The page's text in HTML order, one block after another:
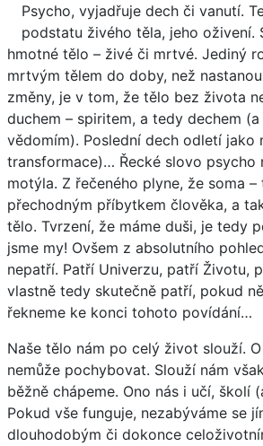
Psycho, vyjadřuje dech či vanutí.
podstatu živého těla, jeho oživení.
hmotné tělo – živé či mrtvé. Jediný
mrtvým tělem do doby, než
změny, je v tom, že tělo bez života
duchem – spiritem, a tedy dechem
vědomím). Poslední dech odletí jako
transformace)… Řecké slovo psycho
motýla. Z řečeného plyne, že soma –
přechodným příbytkem člověka, a
tělo. Tvrzení, že máme duši, je tedy
jsme my! Ovšem z absolutního
nepatří. Patří Univerzu, patří Životu,
vlastně tedy skutečně patří, pokud
řekneme ke konci tohoto povídání…
Naše tělo nám po celý život slouží.
nemůže pochybovat. Slouží nám
běžně chápeme. Ono nás i učí, školí
Pokud vše funguje, nezabýváme se
dlouhodobým či dokonce